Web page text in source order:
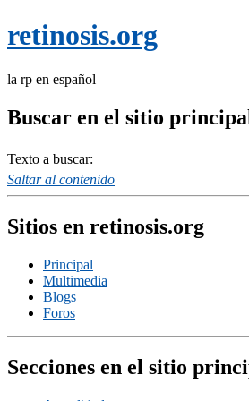
retinosis.org
la rp en español
Buscar en el sitio
Texto a buscar:
Saltar al contenido
Sitios en retinosis.org
Principal
Multimedia
Blogs
Foros
Secciones en el sitio